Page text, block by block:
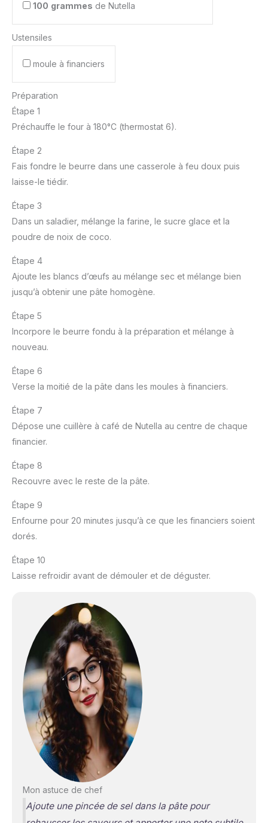
100 grammes de Nutella
Ustensiles
moule à financiers
Préparation
Étape 1
Préchauffe le four à 180°C (thermostat 6).
Étape 2
Fais fondre le beurre dans une casserole à feu doux puis
laisse-le tiédir.
Étape 3
Dans un saladier, mélange la farine, le sucre glace et la
poudre de noix de coco.
Étape 4
Ajoute les blancs d’œufs au mélange sec et mélange bien
jusqu’à obtenir une pâte homogène.
Étape 5
Incorpore le beurre fondu à la préparation et mélange à
nouveau.
Étape 6
Verse la moitié de la pâte dans les moules à financiers.
Étape 7
Dépose une cuillère à café de Nutella au centre de chaque
financier.
Étape 8
Recouvre avec le reste de la pâte.
Étape 9
Enfourne pour 20 minutes jusqu’à ce que les financiers soient
dorés.
Étape 10
Laisse refroidir avant de démouler et de déguster.
Mon astuce de chef
Ajoute une pincée de sel dans la pâte pour